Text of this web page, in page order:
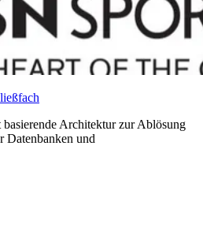
Architektur zur Ablösung
Datenbanken und